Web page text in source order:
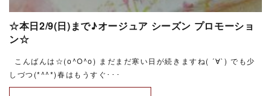
☆本日2/9(日)まで♪オージュア シーズン プロモーショ
ン☆
こんばんは☆(o^O^o) まだまだ寒い日が続きますね( ´∀`) でも少
しづつ(*^^*)春はもうすぐ･･･